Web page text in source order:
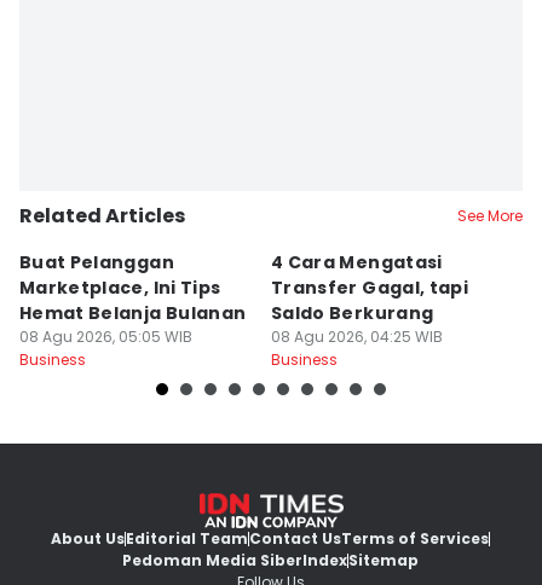
Related Articles See More
Buat Pelanggan
Marketplace, Ini Tips
Hemat Belanja Bulanan
08 Agu 2026, 05:05 WIB
Business
4 Cara Mengatasi
Transfer Gagal, tapi
Saldo Berkurang
08 Agu 2026, 04:25 WIB
Business
About UsEditorial TeamContact UsTerms of Services
Pedoman Media SiberIndexSitemap